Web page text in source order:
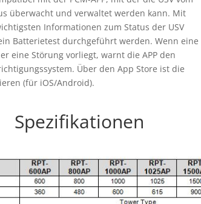
überwacht und verwaltet werden kann. Mit
Informationen zum Status der USV
Batterietest durchgeführt werden. Wenn eine
eine Störung vorliegt, warnt die APP den
Über den App Store ist die
(für iOS/Android).
Spezifikationen